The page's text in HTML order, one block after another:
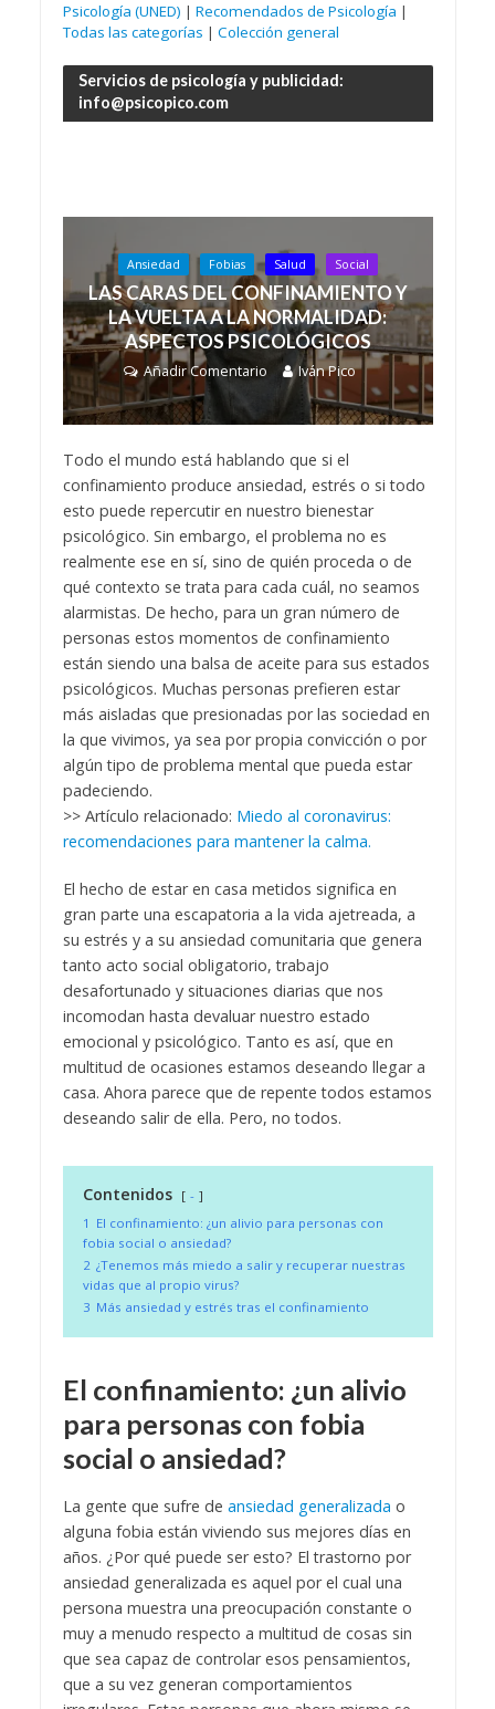
Psicología (UNED) | Recomendados de Psicología |
Todas las categorías | Colección general
Servicios de psicología y publicidad:
info@psicopico.com
Ansiedad Fobias Salud Social
LAS CARAS DEL CONFINAMIENTO Y
LA VUELTA A LA NORMALIDAD:
ASPECTOS PSICOLÓGICOS
Añadir Comentario Iván Pico
Todo el mundo está hablando que si el
confinamiento produce ansiedad, estrés o si todo
esto puede repercutir en nuestro bienestar
psicológico. Sin embargo, el problema no es
realmente ese en sí, sino de quién proceda o de
qué contexto se trata para cada cuál, no seamos
alarmistas. De hecho, para un gran número de
personas estos momentos de confinamiento
están siendo una balsa de aceite para sus estados
psicológicos. Muchas personas prefieren estar
más aisladas que presionadas por las sociedad en
la que vivimos, ya sea por propia convicción o por
algún tipo de problema mental que pueda estar
padeciendo.
>> Artículo relacionado: Miedo al coronavirus:
recomendaciones para mantener la calma.
El hecho de estar en casa metidos significa en
gran parte una escapatoria a la vida ajetreada, a
su estrés y a su ansiedad comunitaria que genera
tanto acto social obligatorio, trabajo
desafortunado y situaciones diarias que nos
incomodan hasta devaluar nuestro estado
emocional y psicológico. Tanto es así, que en
multitud de ocasiones estamos deseando llegar a
casa. Ahora parece que de repente todos estamos
deseando salir de ella. Pero, no todos.
Contenidos
-
1 El confinamiento: ¿un alivio para personas con
fobia social o ansiedad?
2 ¿Tenemos más miedo a salir y recuperar nuestras
vidas que al propio virus?
3 Más ansiedad y estrés tras el confinamiento
El confinamiento: ¿un alivio
para personas con fobia
social o ansiedad?
La gente que sufre de ansiedad generalizada o
alguna fobia están viviendo sus mejores días en
años. ¿Por qué puede ser esto? El trastorno por
ansiedad generalizada es aquel por el cual una
persona muestra una preocupación constante o
muy a menudo respecto a multitud de cosas sin
que sea capaz de controlar esos pensamientos,
que a su vez generan comportamientos